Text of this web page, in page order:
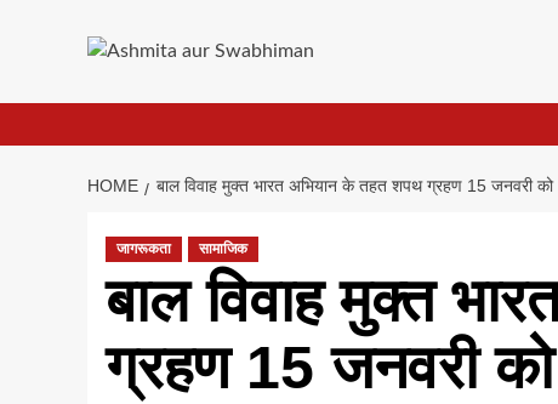
HOME बाल विवाह मुक्त भारत अभियान के तहत शपथ ग्रहण 15 जनवरी को
जागरूकता सामाजिक
बाल विवाह मुक्त
ग्रहण 15 जनवरी को